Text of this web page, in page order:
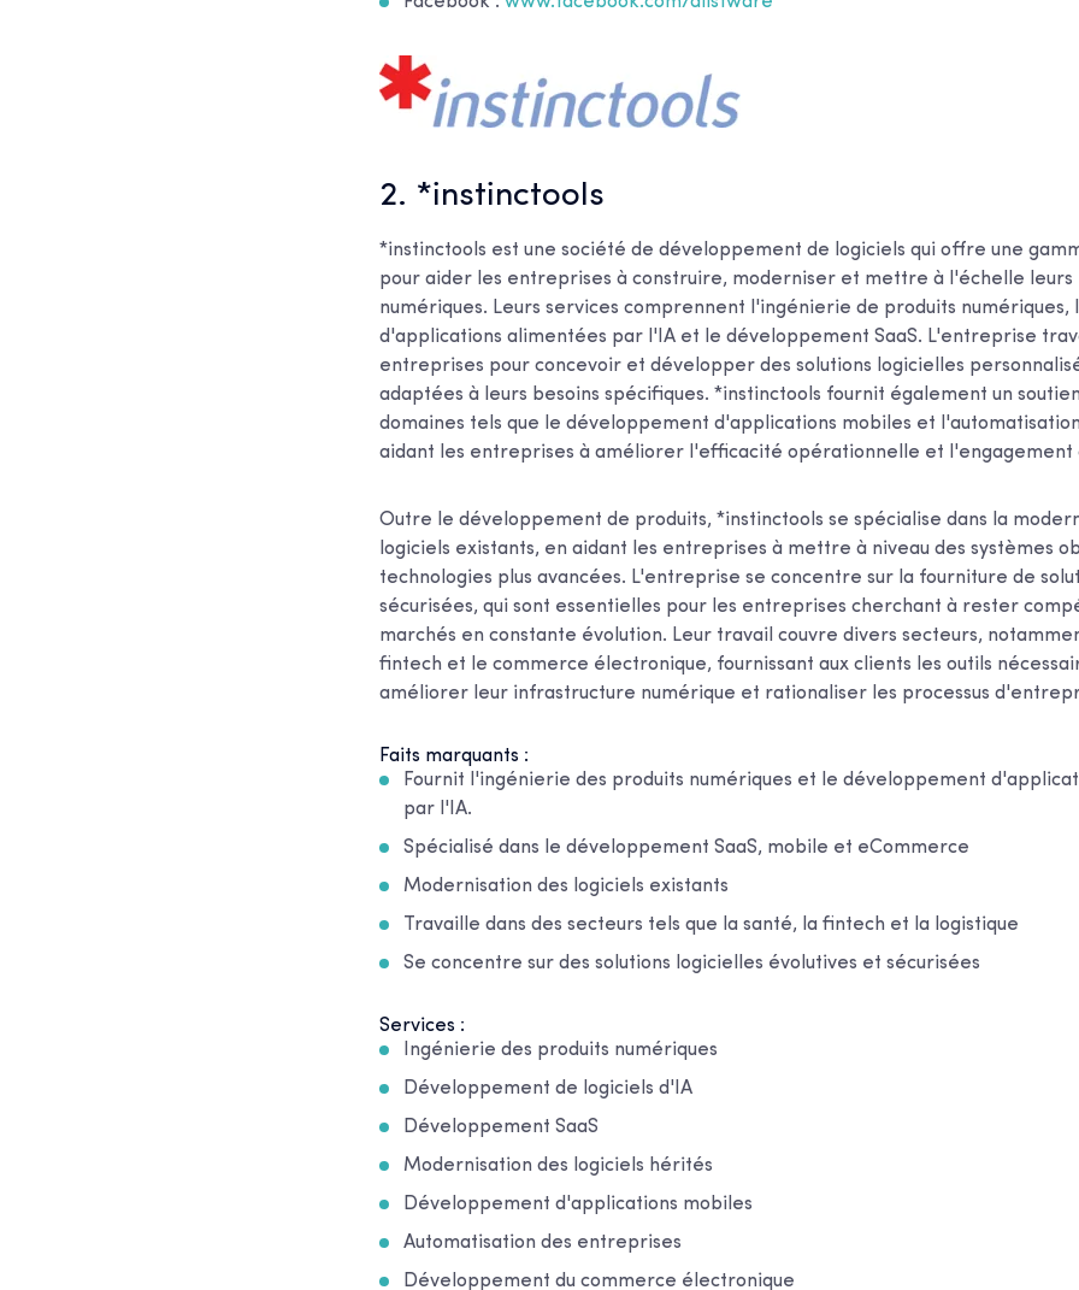
2. *instinctools
*instinctools est une société de développement de logiciels qui offre une
pour aider les entreprises à construire, moderniser et mettre à l'échelle leurs
numériques. Leurs services comprennent l'ingénierie de produits
d'applications alimentées par l'IA et le développement SaaS. L'entreprise
entreprises pour concevoir et développer des solutions logicielles
adaptées à leurs besoins spécifiques. *instinctools fournit également un
domaines tels que le développement d'applications mobiles et
aidant les entreprises à améliorer l'efficacité opérationnelle et l'engagement
Outre le développement de produits, *instinctools se spécialise dans la
logiciels existants, en aidant les entreprises à mettre à niveau des systèmes
technologies plus avancées. L'entreprise se concentre sur la fourniture de
sécurisées, qui sont essentielles pour les entreprises cherchant à rester
marchés en constante évolution. Leur travail couvre divers secteurs,
fintech et le commerce électronique, fournissant aux clients les outils
améliorer leur infrastructure numérique et rationaliser les processus
Faits marquants :
Fournit l'ingénierie des produits numériques et le développement
par l'IA.
Spécialisé dans le développement SaaS, mobile et eCommerce
Modernisation des logiciels existants
Travaille dans des secteurs tels que la santé, la fintech et la logistique
Se concentre sur des solutions logicielles évolutives et sécurisées
Services :
Ingénierie des produits numériques
Développement de logiciels d'IA
Développement SaaS
Modernisation des logiciels hérités
Développement d'applications mobiles
Automatisation des entreprises
Développement du commerce électronique